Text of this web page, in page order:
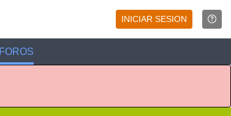
INICIAR SESION